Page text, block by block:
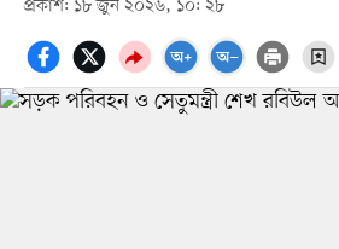
প্রকাশ: ১৮ জুন ২০২৬, ১০: ২৮